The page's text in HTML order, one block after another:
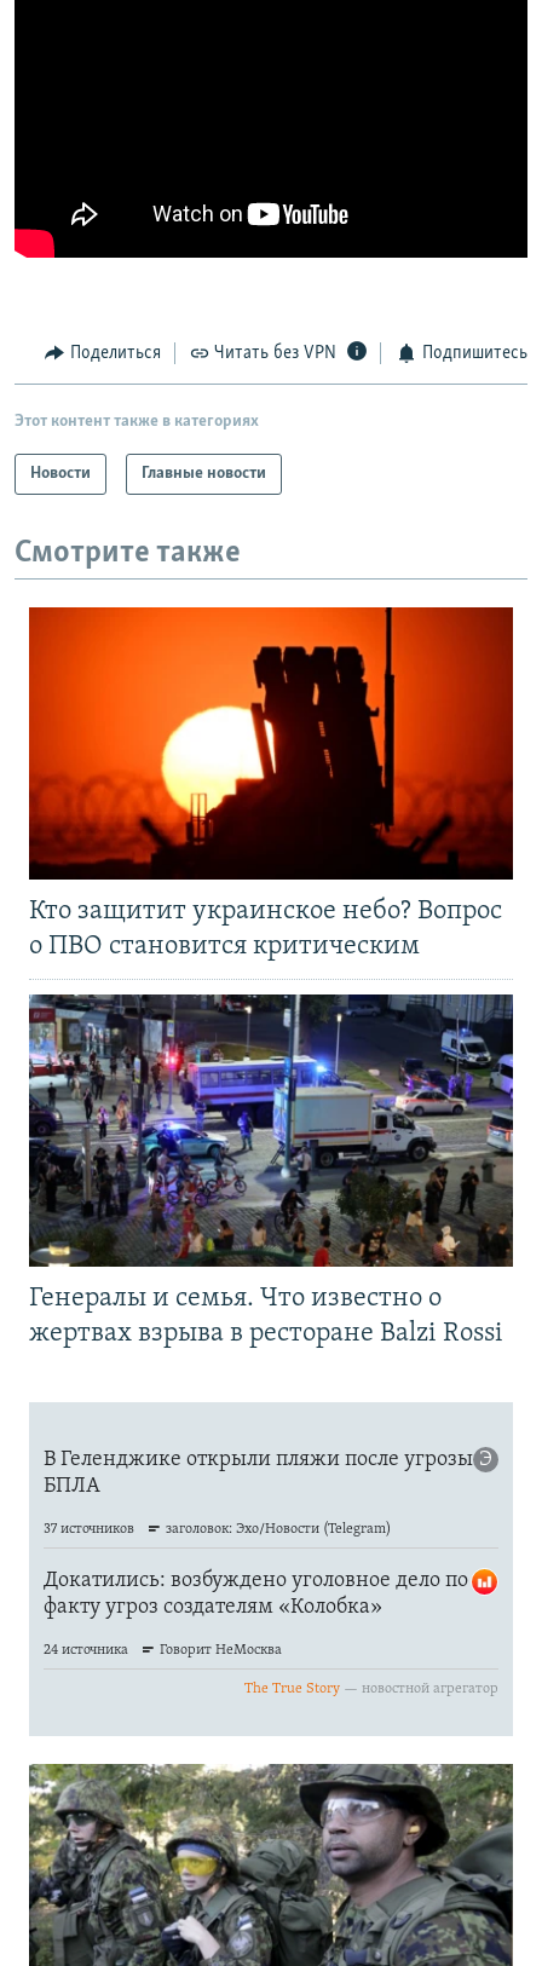
Поделиться Читать без VPN Подпишитесь
Этот контент также в категориях
Новости Главные новости
Смотрите также
Кто защитит украинское небо? Вопрос
о ПВО становится критическим
Генералы и семья. Что известно о
жертвах взрыва в ресторане Balzi Rossi